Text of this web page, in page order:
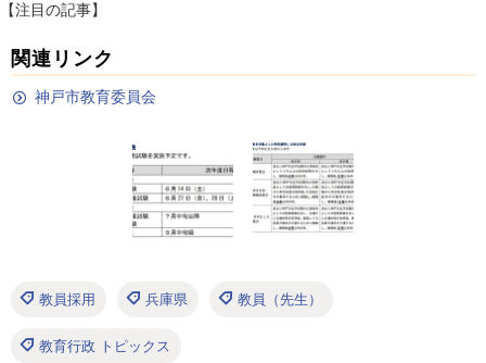
【注目の記事】
関連リンク
神戸市教育委員会
教員採用 兵庫県 教員（先生）
教育行政 トピックス